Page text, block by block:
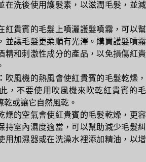
在洗後使用護髮素，以滋潤毛髮，並減
紅貴賓的毛髮上噴灑護髮噴霧，可以幫
並讓毛髮更柔順有光澤。購買護髮噴霧
精和刺激性成分的產品，以免損傷紅貴
吹風機的熱風會使紅貴賓的毛髮乾燥，
，不要使用吹風機來吹乾紅貴賓的毛
乾或讓它自然風乾。
燥的空氣會使紅貴賓的毛髮乾燥，更容
持室內濕度適當，可以幫助減少毛髮糾
用加濕器或在洗澡水裡添加精油，以增